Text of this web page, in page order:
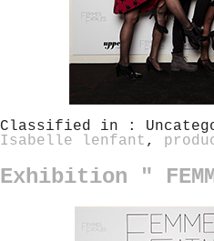
Classified in :
Isabelle lenfant ,
Exhibition "